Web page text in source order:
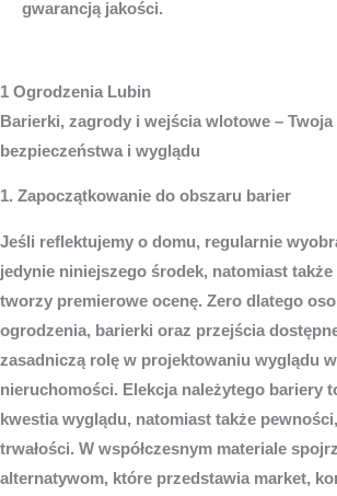
gwarancją jakości.
1 Ogrodzenia Lubin
Barierki, zagrody i wejścia wlotowe –
bezpieczeństwa i wyglądu
1. Zapoczątkowanie do obszaru barier
Jeśli reflektujemy o domu, regularnie
jedynie niniejszego środek, natomiast
tworzy premierowe ocenę. Zero dlatego
ogrodzenia, barierki oraz przejścia
zasadniczą rolę w projektowaniu wyglądu
nieruchomości. Elekcja należytego bariery
kwestia wyglądu, natomiast także
trwałości. W współczesnym materiale
alternatywom, które przedstawia market,